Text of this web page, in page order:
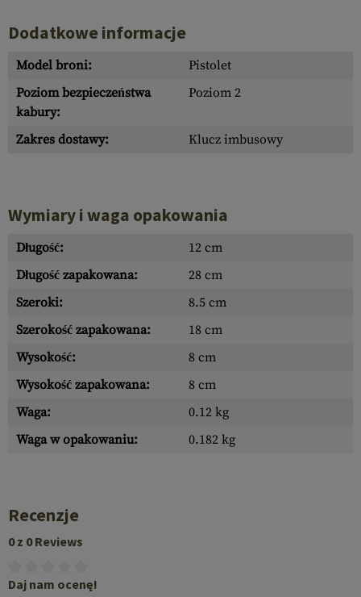
Dodatkowe informacje
Model broni:
Pistolet
Poziom bezpieczeństwa
kabury:
Poziom 2
Zakres dostawy: Klucz imbusowy
Wymiary i waga opakowania
Długość:
12 cm
Długość zapakowana:
28 cm
Szeroki:
8.5 cm
Szerokość zapakowana:
18 cm
Wysokość:
8 cm
Wysokość zapakowana:
8 cm
Waga:
0.12 kg
Waga w opakowaniu:
0.182 kg
Recenzje
0 z 0 Reviews
Daj nam ocenę!